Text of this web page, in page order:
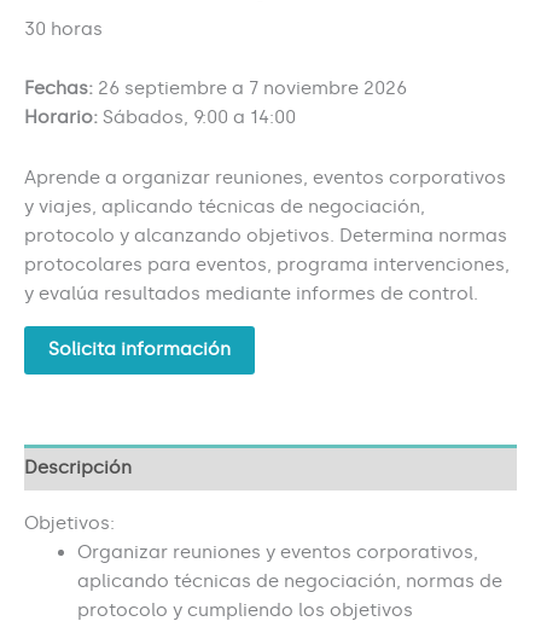
30 horas
Fechas: 26 septiembre a 7 noviembre 2026
Horario: Sábados, 9:00 a 14:00
Aprende a organizar reuniones, eventos corporativos
y viajes, aplicando técnicas de negociación,
protocolo y alcanzando objetivos. Determina normas
protocolares para eventos, programa intervenciones,
y evalúa resultados mediante informes de control.
Solicita información
Descripción
Objetivos:
Organizar reuniones y eventos corporativos,
aplicando técnicas de negociación, normas de
protocolo y cumpliendo los objetivos